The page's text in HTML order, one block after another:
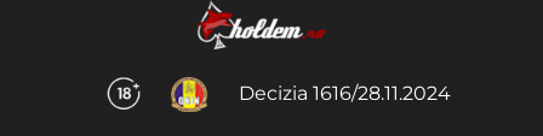
Decizia 1616/28.11.2024